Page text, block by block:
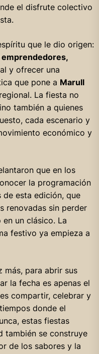
el disfrute colectivo
que le dio origen:
y ofrecer una
que pone a Marull
La fiesta no
también a quienes
cada escenario y
económico y
que en los
la programación
esta edición, que
renovadas sin perder
un clásico. La
festivo ya empieza a
más, para abrir sus
la fecha es apenas el
compartir, celebrar y
donde el
estas fiestas
también se construye
de los sabores y la